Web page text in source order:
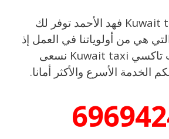
ارقام تكاسي Kuwait taxi فهد الأحمد توفر لك
هي من أولوياتنا في العمل إذ
أننا نحن في كويت تاكسي Kuwait taxi نسعى
الخدمة الأسرع والأكثر أمانا.